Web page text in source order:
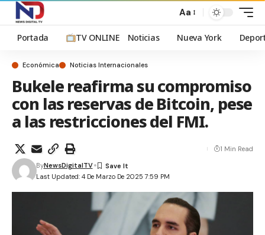
Aa
Portada TV ONLINE Noticias Nueva York
Económica Noticias Internacionales
Bukele reafirma su compromiso
con las reservas de Bitcoin, pese
a las restricciones del FMI.
Last Updated: 4 De Marzo De 2025 7:59 PM
ByNewsDigitalTV
1 Min Read